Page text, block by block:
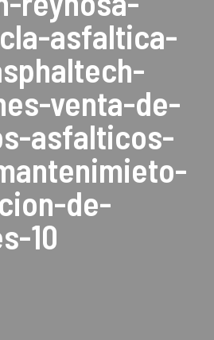
asfaltica-
venta-de-
asfalticos-
de-
10